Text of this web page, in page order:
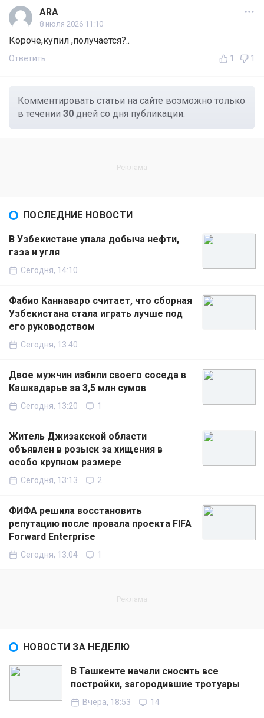
ARA
8 июля 2026 11:10
Короче,купил ,получается?..
Ответить 1 1
Комментировать статьи на сайте возможно только
в течении 30 дней со дня публикации.
ПОСЛЕДНИЕ НОВОСТИ
В Узбекистане упала добыча нефти,
газа и угля
Сегодня, 14:10
Фабио Каннаваро считает, что сборная
Узбекистана стала играть лучше под
его руководством
Сегодня, 13:40
Двое мужчин избили своего соседа в
Кашкадарье за 3,5 млн сумов
Сегодня, 13:20 1
Житель Джизакской области
объявлен в розыск за хищения в
особо крупном размере
Сегодня, 13:13 2
ФИФА решила восстановить
репутацию после провала проекта FIFA
Forward Enterprise
Сегодня, 13:04 1
НОВОСТИ ЗА НЕДЕЛЮ
В Ташкенте начали сносить все
постройки, загородившие тротуары
Вчера, 18:53 14